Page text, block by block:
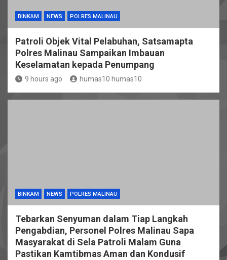
BINKAM NEWS POLRES MALINAU
Patroli Objek Vital Pelabuhan, Satsamapta
Polres Malinau Sampaikan Imbauan
Keselamatan kepada Penumpang
9 hours ago humas10 humas10
BINKAM NEWS POLRES MALINAU
Tebarkan Senyuman dalam Tiap Langkah
Pengabdian, Personel Polres Malinau Sapa
Masyarakat di Sela Patroli Malam Guna
Pastikan Kamtibmas Aman dan Kondusif